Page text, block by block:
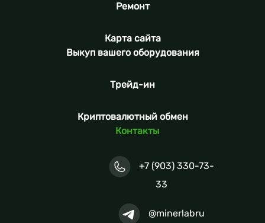
Ремонт
Карта сайта
Выкуп вашего оборудования
Трейд-ин
Криптовалютный обмен
Контакты
+7 (903) 330-73-
33
@minerlabru